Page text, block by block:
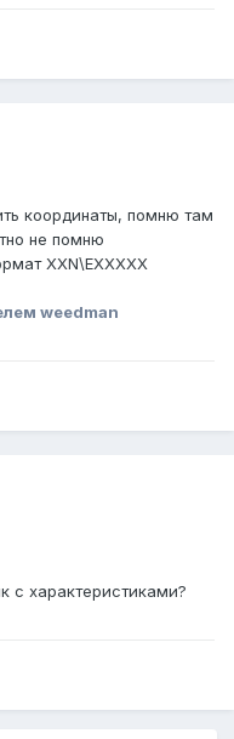
координаты, помню там
не помню
XXN\EXXXXX
weedman
с характеристиками?